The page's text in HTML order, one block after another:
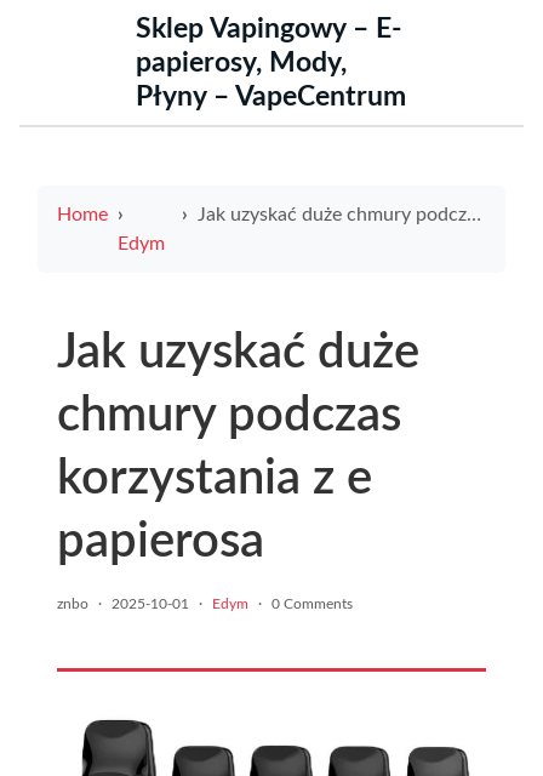
Sklep Vapingowy – E-
papierosy, Mody,
Płyny – VapeCentrum
Home
Edym
Jak uzyskać duże chmury podczas korzystania z e papierosa
Jak uzyskać duże
chmury podczas
korzystania z e
papierosa
znbo · 2025-10-01 · Edym · 0 Comments